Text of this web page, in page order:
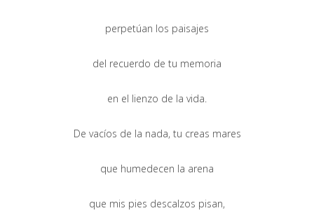
perpetúan los paisajes
del recuerdo de tu memoria
en el lienzo de la vida.
De vacíos de la nada, tu creas mares
que humedecen la arena
que mis pies descalzos pisan,